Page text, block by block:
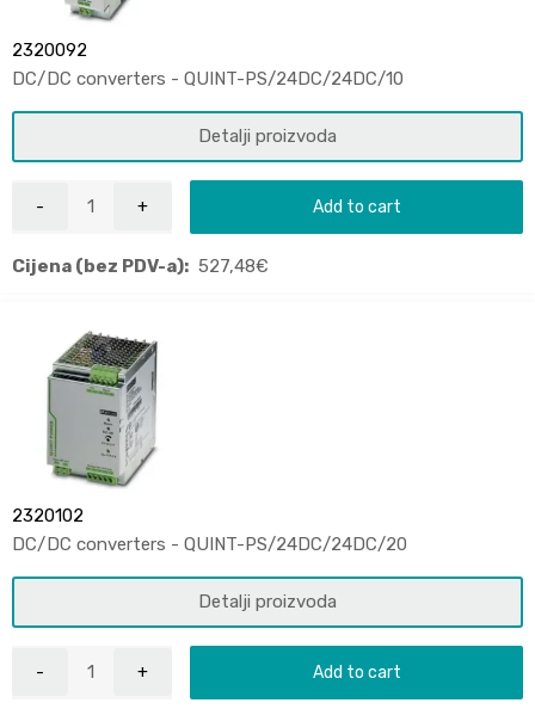
2320092
DC/DC converters - QUINT-PS/24DC/24DC/10
Detalji proizvoda
Add to cart
Cijena (bez PDV-a): 527,48€
2320102
DC/DC converters - QUINT-PS/24DC/24DC/20
Detalji proizvoda
Add to cart